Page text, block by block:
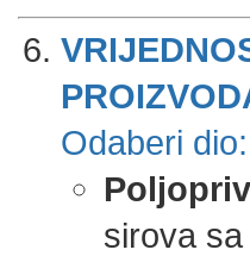
Odaberi dio:
sirova